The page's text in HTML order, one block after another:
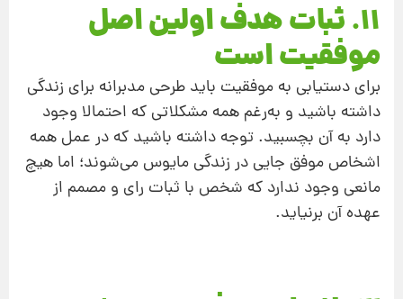
11. ثبات هدف اولین اصل
موفقیت است
برای دستیابی به موفقیت باید طرحی مدبرانه برای زندگی
داشته باشید و به‌‌رغم همه مشکلاتی که احتمالا وجود
دارد به آن بچسبید. توجه داشته باشید که در عمل همه
اشخاص موفق جایی در زندگی مایوس می‌شوند؛ اما هیچ
مانعی وجود ندارد که شخص با ثبات رای و مصمم از
عهده آن برنیاید.